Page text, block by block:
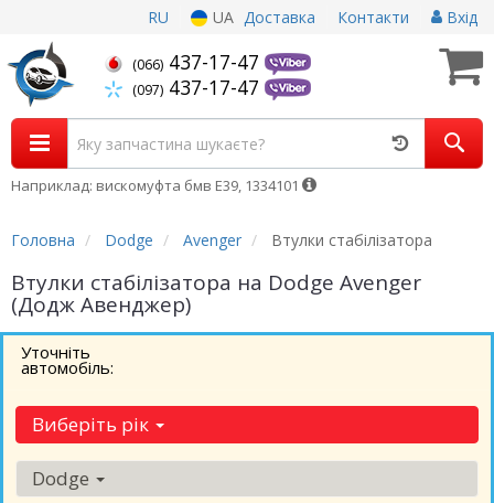
RU UA Доставка Контакти Вхід
(066) 437-17-47
(097) 437-17-47
Наприклад: вискомуфта бмв Е39, 1334101
Головна Dodge Avenger Втулки стабілізатора
Втулки стабілізатора на Dodge Avenger
(Додж Авенджер)
Уточніть
автомобіль:
Виберіть рік
Dodge